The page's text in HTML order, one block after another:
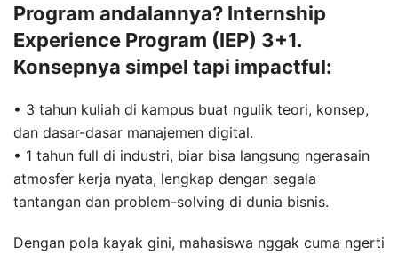
Program andalannya? Internship
Experience Program (IEP) 3+1.
Konsepnya simpel tapi impactful:
• 3 tahun kuliah di kampus buat ngulik teori, konsep,
dan dasar-dasar manajemen digital.
• 1 tahun full di industri, biar bisa langsung ngerasain
atmosfer kerja nyata, lengkap dengan segala
tantangan dan problem-solving di dunia bisnis.
Dengan pola kayak gini, mahasiswa nggak cuma ngerti